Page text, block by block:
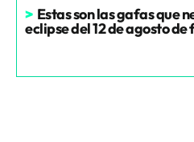
> Estas son las gafas que
eclipse del 12 de agosto